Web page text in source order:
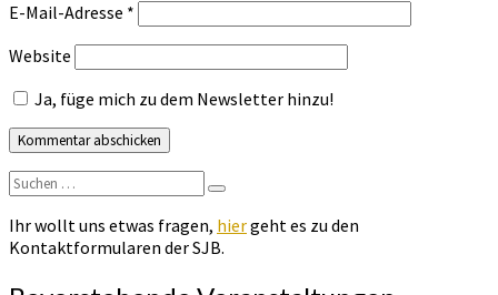
E-Mail-Adresse *
Website
Ja, füge mich zu dem Newsletter hinzu!
Suchen
nach:
Suchen
Ihr wollt uns etwas fragen, hiergeht es zu den
Kontaktformularen der SJB.